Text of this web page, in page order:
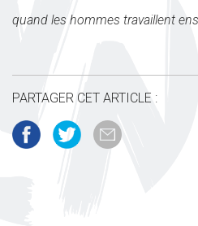
quand les hommes travaillent
PARTAGER CET ARTICLE :